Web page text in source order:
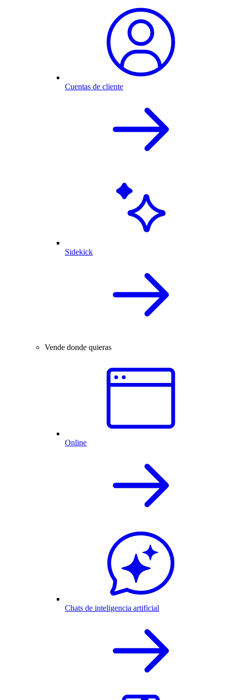
Cuentas de cliente
Sidekick
Vende donde quieras
Online
Chats de inteligencia artificial